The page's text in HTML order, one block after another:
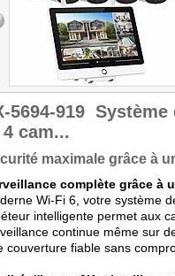
5694-919 Système
cam...
maximale grâce à
complète grâce à
Wi-Fi 6, votre système
intelligente permet aux
continue même sur
couverture fiable sans